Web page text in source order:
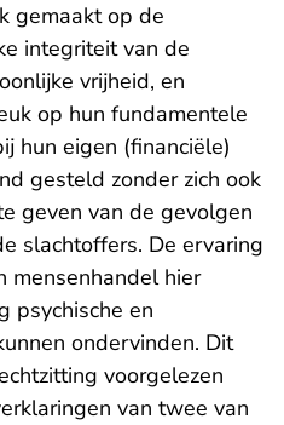
gemaakt op de
integriteit van de
vrijheid, en
op hun fundamentele
hun eigen (financiële)
gesteld zonder zich ook
geven van de gevolgen
slachtoffers. De ervaring
mensenhandel hier
psychische en
ondervinden. Dit
voorgelezen
van twee van